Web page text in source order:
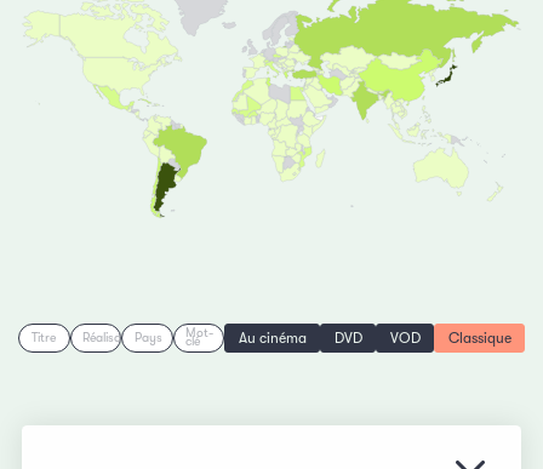
Titre RéalisationPays Mot-
clé Au cinéma DVD VOD Classique